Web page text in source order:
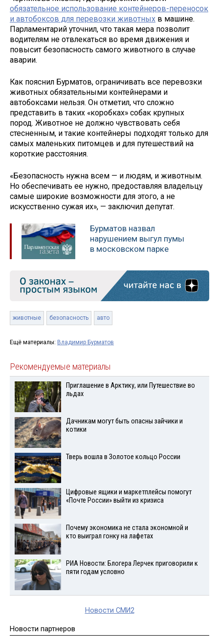
обязательное использование контейнеров-переносок
и автобоксов для перевозки животных в машине.
Парламентарий уточнил, что такая мера позволит
водителям не отвлекаться во время движения и
повысит безопасность самого животного в случае
аварии.
Как пояснил Бурматов, ограничивать все перевозки
животных обязательными контейнерами и
автобоксами нельзя. Он отметил, что сложно
представить в таких «коробках» собак крупных
пород. Животное не должно чувствовать себя
стесненным, и такие контейнеры подходят только для
самых маленьких питомцев и для путешествий на
короткие расстояния.
«Безопасность нужна всем — и людям, и животным.
Но обеспечивать ее нужно, предоставляя владельцу
самые широкие возможности для этого, а не
искусственно сужая их», — заключил депутат.
Бурматов назвал
нарушением выгул пумы
в московском парке
животные безопасность авто
Ещё материалы: Владимир Бурматов
Рекомендуемые материалы
Приглашение в Арктику, или Путешествие во
льдах
Дачникам могут быть опасны зайчики и
котики
Тверь вошла в Золотое кольцо России
Цифровые ящики и маркетплейсы помогут
«Почте России» выйти из кризиса
Почему экономика не стала экономной и
кто выиграл гонку на лафетах
РИА Новости: Блогера Лерчек приговорили к
пяти годам условно
Новости СМИ2
Новости партнеров